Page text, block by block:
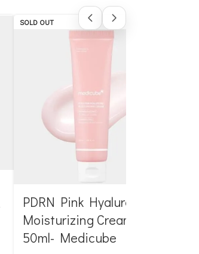
SOLD OUT
PDRN Pink Hyaluronic
Moisturizing Cream
50ml- Medicube